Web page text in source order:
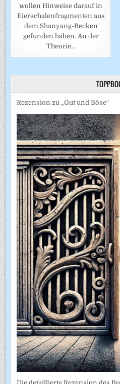
wollen Hinweise darauf in
Eierschalenfragmenten aus
dem Shanyang-Becken
gefunden haben. An der
Theorie…
Rezension zu „Gut und Böse“